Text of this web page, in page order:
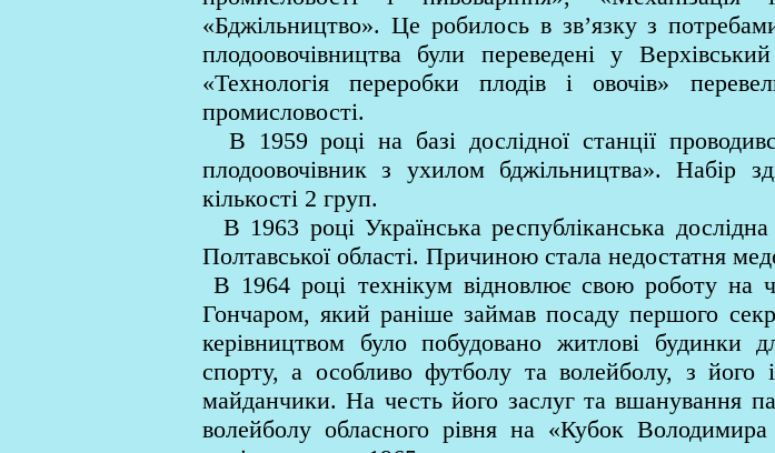
«Бджільництво». Це робилось в зв’язку з
плодоовочівництва були переведені у
«Технологія переробки плодів і овочів»
промисловості.
В 1959 році на базі дослідної станції
плодоовочівник з ухилом бджільництва». Набір
кількості 2 груп.
В 1963 році Українська республіканська
Полтавської області. Причиною стала недостатня
В 1964 році технікум відновлює свою роботу на
Гончаром, який раніше займав посаду першого
керівництвом було побудовано житлові будинки
спорту, а особливо футболу та волейболу, з його
майданчики. На честь його заслуг та вшанування
волейболу обласного рівня на «Кубок